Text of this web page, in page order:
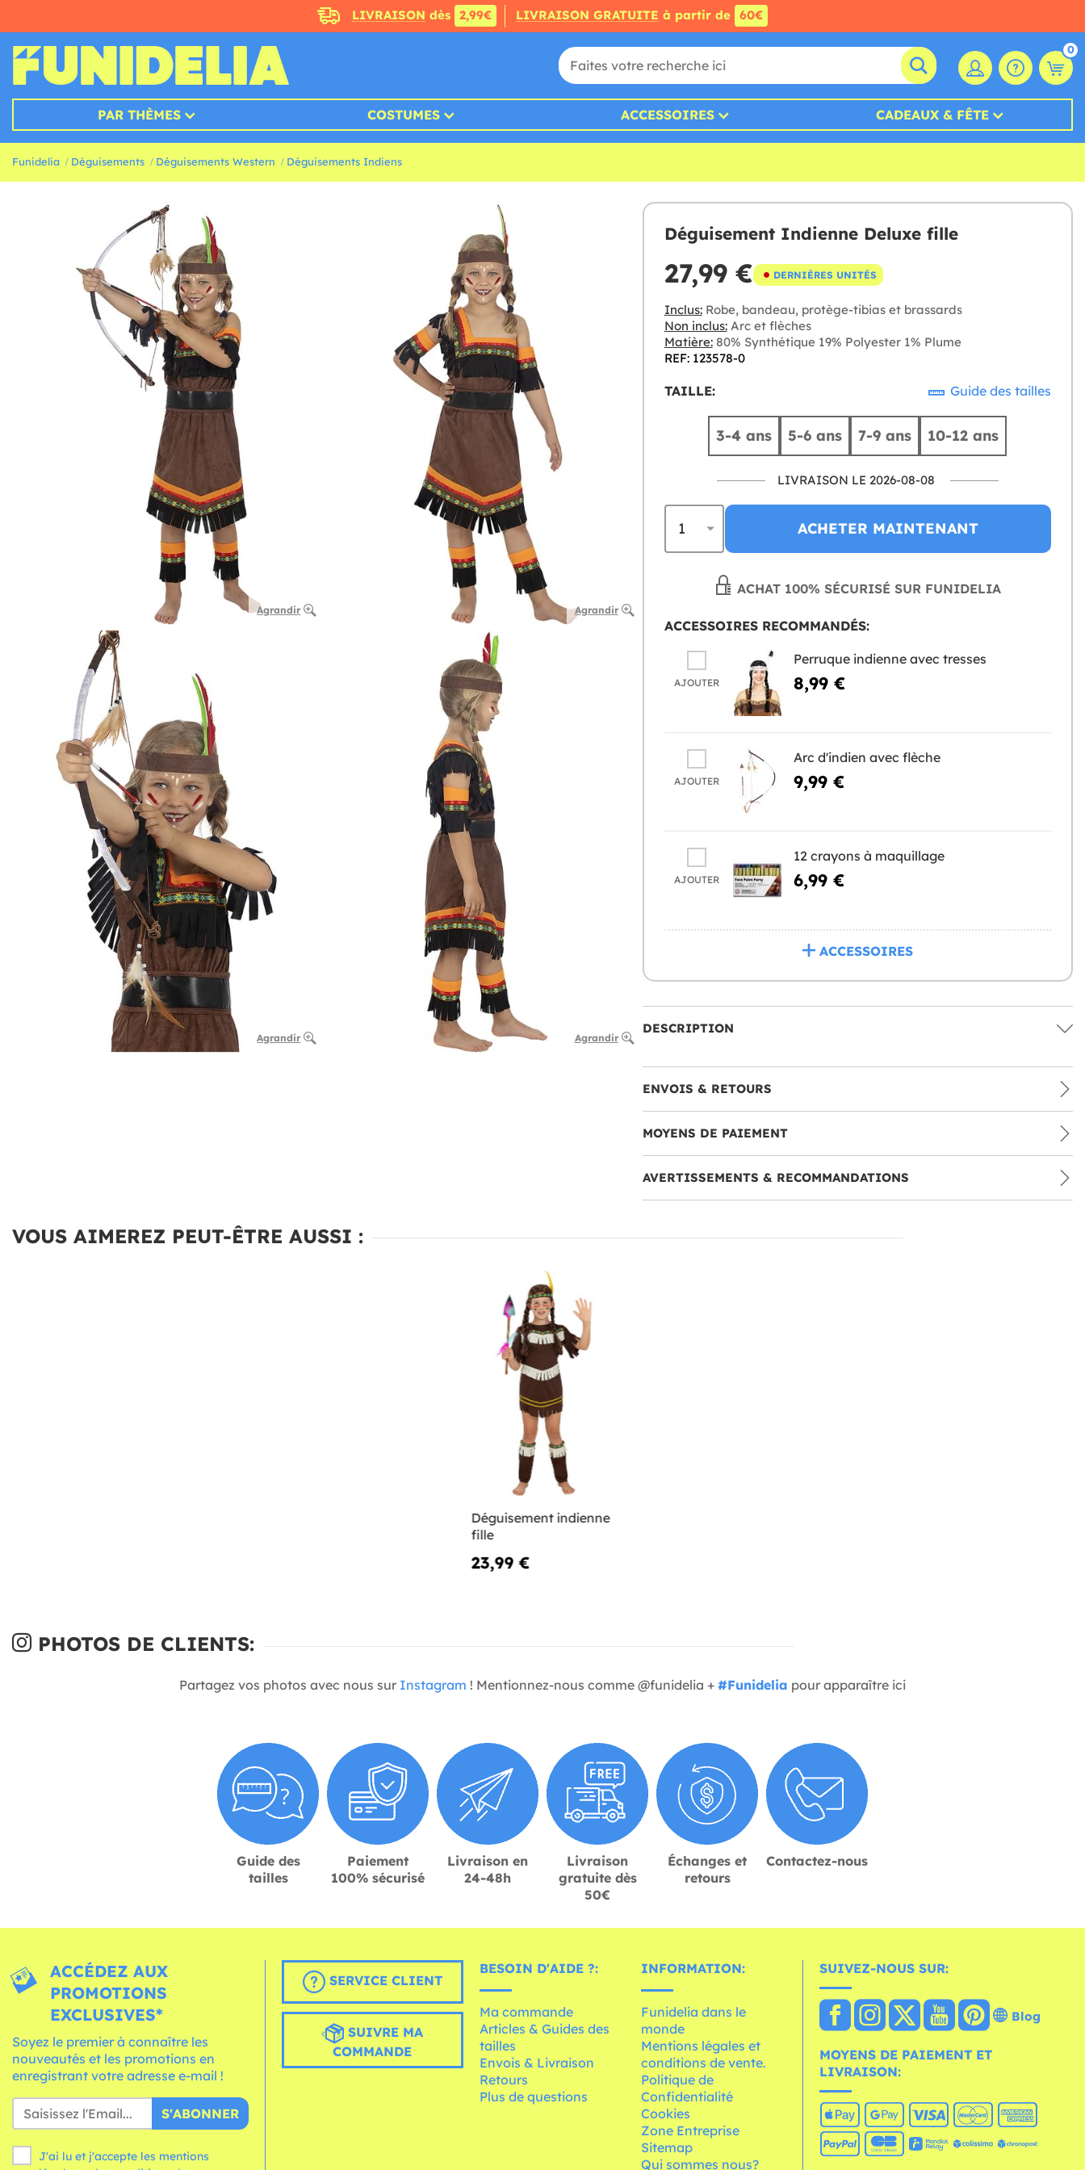
LIVRAISON dès 2,99€ LIVRAISON GRATUITE à partir de 60€
0
PAR THÈMES COSTUMES ACCESSOIRES CADEAUX & FÊTE
Funidelia Déguisements Déguisements Western Déguisements Indiens
Agrandir Agrandir
Agrandir Agrandir
Déguisement Indienne Deluxe fille
27,99 € DERNIÈRES UNITÉS
Inclus:Robe, bandeau, protège-tibias et brassards
Non inclus:Arc et flèches
Matière:80% Synthétique 19% Polyester 1% Plume
REF: 123578-0
TAILLE: Guide des tailles
3-4 ans 5-6 ans 7-9 ans 10-12 ans
LIVRAISON LE 2026-08-08
ACHETER MAINTENANT
ACHAT 100% SÉCURISÉ SUR FUNIDELIA
ACCESSOIRES RECOMMANDÉS:
AJOUTER
Perruque indienne avec tresses
8,99 €
AJOUTER
Arc d'indien avec flèche
9,99 €
AJOUTER
12 crayons à maquillage
6,99 €
ACCESSOIRES
DESCRIPTION
ENVOIS & RETOURS
MOYENS DE PAIEMENT
AVERTISSEMENTS & RECOMMANDATIONS
VOUS AIMEREZ PEUT-ÊTRE AUSSI :
Déguisement indienne
fille
23,99 €
PHOTOS DE CLIENTS:
Partagez vos photos avec nous sur Instagram ! Mentionnez-nous comme @funidelia + #Funidelia pour apparaître ici
Guide des
tailles
Paiement
100% sécurisé
Livraison en
24-48h
Livraison
gratuite dès
50€
Échanges et
retours
Contactez-nous
ACCÉDEZ AUX
PROMOTIONS
EXCLUSIVES*
Soyez le premier à connaître les
nouveautés et les promotions en
enregistrant votre adresse e-mail !
S'ABONNER
J'ai lu et j'accepte les mentions
SERVICE CLIENT
SUIVRE MA
COMMANDE
BESOIN D'AIDE ?:
Ma commande
Articles & Guides des
tailles
Envois & Livraison
Retours
Plus de questions
INFORMATION:
Funidelia dans le
monde
Mentions légales et
conditions de vente.
Politique de
Confidentialité
Cookies
Zone Entreprise
Sitemap
Qui sommes nous?
SUIVEZ-NOUS SUR:
Blog
MOYENS DE PAIEMENT ET
LIVRAISON: